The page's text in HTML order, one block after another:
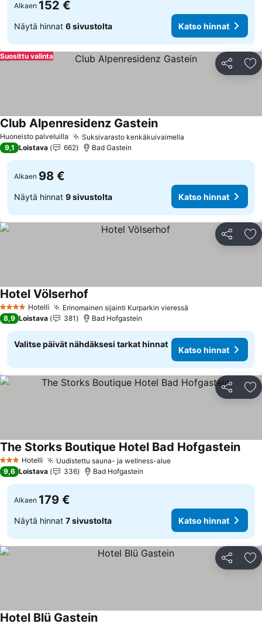
Alkaen 152 €
Näytä hinnat 6 sivustolta Katso hinnat
Jaa
Suosittu valinta
Huoneisto palveluilla Suksivarasto kenkäkuivaimella
Club Alpenresidenz GasteinKatso hinnat
9,1 Loistava 662 Bad Gastein
Alkaen 98 €
Näytä hinnat 9 sivustolta Katso hinnat
Jaa
4 Tähtiluokitus
Hotelli Erinomainen sijainti Kurparkin vieressä
Hotel Völserhof
8,9 Loistava 381 Bad Hofgastein
Valitse päivät nähdäksesi tarkat hinnat
Katso hinnat
Jaa
3 Tähtiluokitus
Hotelli Uudistettu sauna- ja wellness-alueKatso hinnat
The Storks Boutique Hotel Bad Hofgastein
9,6 Loistava 336 Bad Hofgastein
Alkaen 179 €
Näytä hinnat 7 sivustolta Katso hinnat
Jaa
Hotel Blü GasteinKatso hinnat